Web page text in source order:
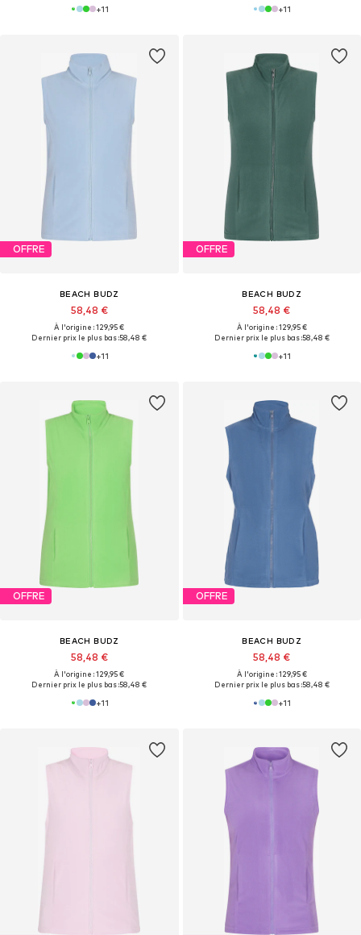
+11 +11
OFFRE
BEACH BUDZ
58,48 €
À l'origine : 129,95 €
Dernier prix le plus bas :58,48 €
+11
OFFRE
BEACH BUDZ
58,48 €
À l'origine : 129,95 €
Dernier prix le plus bas :58,48 €
+11
OFFRE
BEACH BUDZ
58,48 €
À l'origine : 129,95 €
Dernier prix le plus bas :58,48 €
+11
OFFRE
BEACH BUDZ
58,48 €
À l'origine : 129,95 €
Dernier prix le plus bas :58,48 €
+11